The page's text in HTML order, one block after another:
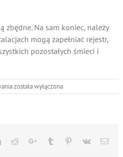
zbędne. Na sam koniec, należy
mogą zapełniać rejestr,
pozostałych śmieci i
Najlepsze
wskazówki
została wyłączona
LinkedIn
RedditGoogle+Tumblr Pinterest
Vk Email